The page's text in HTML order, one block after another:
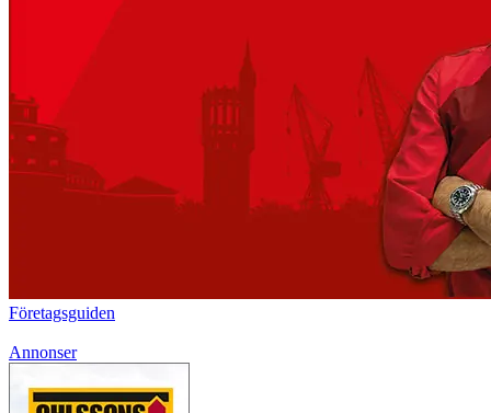
Företagsguiden
Annonser